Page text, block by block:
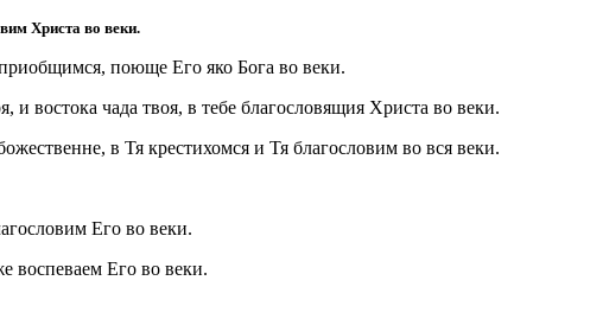
Христа во веки.
поюще Его яко Бога во веки.
и востока чада твоя, в тебе благословящия Христа во веки.
в Тя крестихомся и Тя благословим во вся веки.
Его во веки.
воспеваем Его во веки.